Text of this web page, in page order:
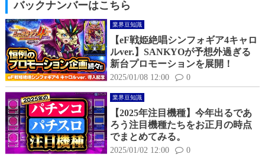
バックナンバーはこちら
業界豆知識
【eF戦姫絶唱シンフォギア4キャロ
ルver.】SANKYOが予想外過ぎる
新台プロモーションを展開！
2025/01/08 12:00 0
業界豆知識
【2025年注目機種】今年出るであ
ろう注目機種たちをお正月の時点
でまとめてみる。
2025/01/02 12:00 0